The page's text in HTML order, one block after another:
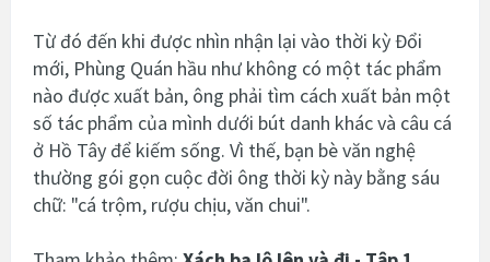
Từ đó đến khi được nhìn nhận lại vào thời kỳ Đổi
mới, Phùng Quán hầu như không có một tác phẩm
nào được xuất bản, ông phải tìm cách xuất bản một
số tác phẩm của mình dưới bút danh khác và câu cá
ở Hồ Tây để kiếm sống. Vì thế, bạn bè văn nghệ
thường gói gọn cuộc đời ông thời kỳ này bằng sáu
chữ: "cá trộm, rượu chịu, văn chui".